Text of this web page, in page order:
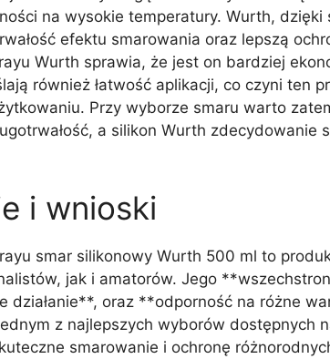
na wysokie temperatury. Wurth, dzięki
efektu smarowania oraz lepszą
Wurth sprawia, że jest on bardziej
również łatwość aplikacji, co czyni ten
Przy wyborze smaru warto
a silikon Wurth zdecydowanie
i wnioski
smar silikonowy Wurth 500 ml to
jak i amatorów. Jego
działanie**, oraz **odporność na różne
z najlepszych wyborów dostępnych
smarowanie i ochronę